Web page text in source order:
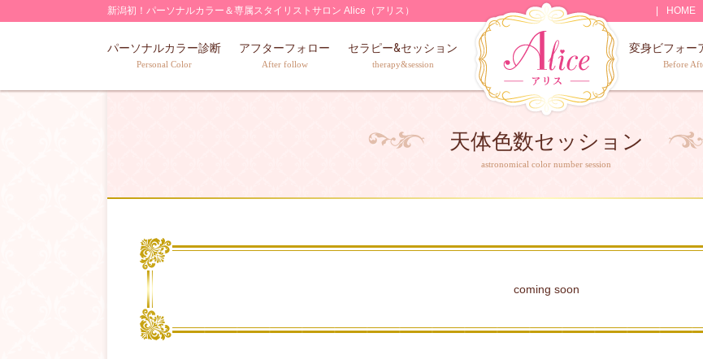
新潟初！パーソナルカラー＆専属スタイリストサロン Alice（アリス） HOME
パーソナルカラー診断
Personal Color
アフターフォロー
After follow
セラピー&セッション
therapy&session
変身ビフォー
Before
天体色数セッション
astronomical color number session
coming soon